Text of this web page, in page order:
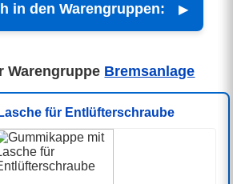
in den Warengruppen:
Warengruppe Bremsanlage
für Entlüfterschraube